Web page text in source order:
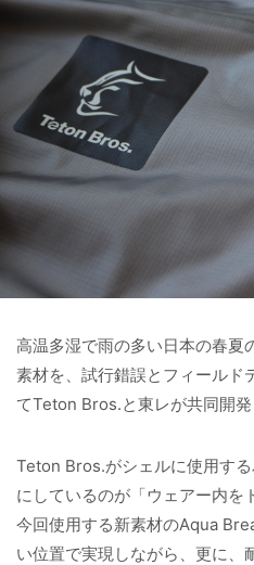
高温多湿で雨の多い日本の春夏
素材を、試行錯誤とフィールド
てTeton Bros.と東レが共同開発
Teton Bros.がシェルに使用す
にしているのが「ウェアー内を
今回使用する新素材のAqua
い位置で実現しながら、更に、